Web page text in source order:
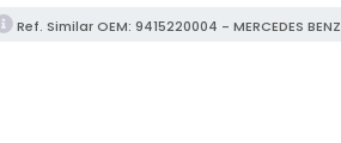
Ref. Similar OEM: 9415220004 - MERCEDES BENZ